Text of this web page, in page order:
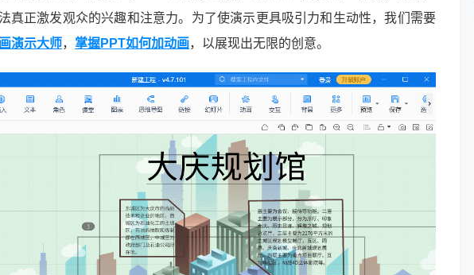
真正激发观众的兴趣和注意力。为了使演示更具吸引力和生动性，我们需要
演示大师， 掌握PPT如何加动画，以展现出无限的创意。